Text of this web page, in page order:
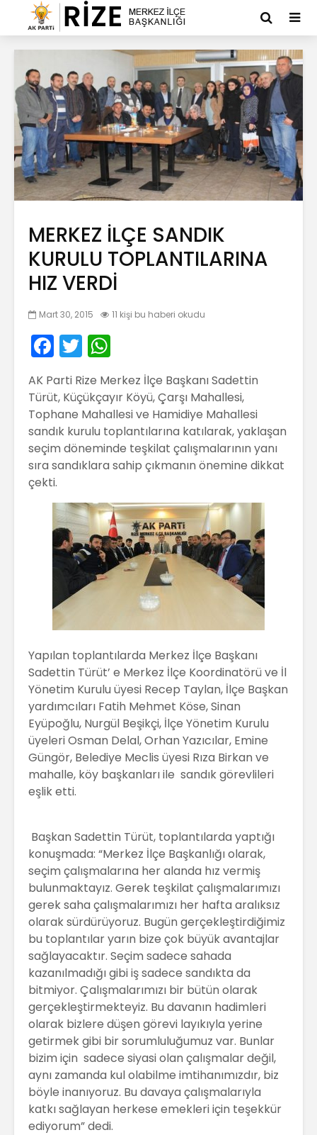
MERKEZ İLÇE SANDIK
KURULU TOPLANTILARINA
HIZ VERDİ
Mart 30, 2015 11 kişi bu haberi okudu
F
a
c
e
b
o
o
k
T
w
itt
er
h
a
ts
A
p
AK Parti Rize Merkez İlçe Başkanı Sadettin
Türüt, Küçükçayır Köyü, Çarşı Mahallesi,
Tophane Mahallesi ve Hamidiye Mahallesi
sandık kurulu toplantılarına katılarak, yaklaşan
seçim döneminde teşkilat çalışmalarının yanı
sıra sandıklara sahip çıkmanın önemine dikkat
çekti.
Yapılan toplantılarda Merkez İlçe Başkanı
Sadettin Türüt’ e Merkez İlçe Koordinatörü ve İl
Yönetim Kurulu üyesi Recep Taylan, İlçe Başkan
yardımcıları Fatih Mehmet Köse, Sinan
Eyüpoğlu, Nurgül Beşikçi, İlçe Yönetim Kurulu
üyeleri Osman Delal, Orhan Yazıcılar, Emine
Güngör, Belediye Meclis üyesi Rıza Birkan ve
mahalle, köy başkanları ile sandık görevlileri
eşlik etti.
Başkan Sadettin Türüt, toplantılarda yaptığı
konuşmada: “Merkez İlçe Başkanlığı olarak,
seçim çalışmalarına her alanda hız vermiş
bulunmaktayız. Gerek teşkilat çalışmalarımızı
gerek saha çalışmalarımızı her hafta aralıksız
olarak sürdürüyoruz. Bugün gerçekleştirdiğimiz
bu toplantılar yarın bize çok büyük avantajlar
sağlayacaktır. Seçim sadece sahada
kazanılmadığı gibi iş sadece sandıkta da
bitmiyor. Çalışmalarımızı bir bütün olarak
gerçekleştirmekteyiz. Bu davanın hadimleri
olarak bizlere düşen görevi layıkıyla yerine
getirmek gibi bir sorumluluğumuz var. Bunlar
bizim için sadece siyasi olan çalışmalar değil,
aynı zamanda kul olabilme imtihanımızdır, biz
böyle inanıyoruz. Bu davaya çalışmalarıyla
katkı sağlayan herkese emekleri için teşekkür
ediyorum” dedi.